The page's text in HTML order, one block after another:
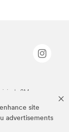
site
advertisements
da 3M.